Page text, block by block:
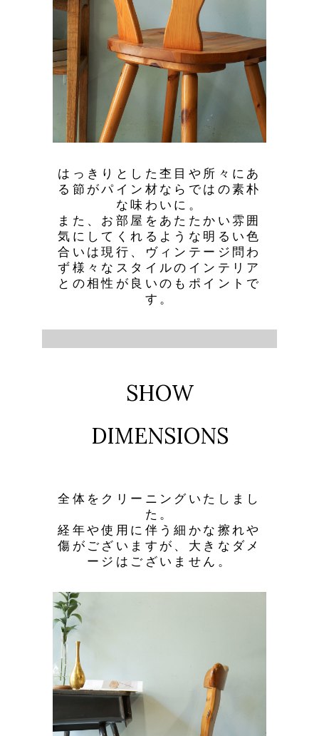
はっきりとした杢目や所々にあ
る節がパイン材ならではの素朴
な味わいに。
また、お部屋をあたたかい雰囲
気にしてくれるような明るい色
合いは現行、ヴィンテージ問わ
ず様々なスタイルのインテリア
との相性が良いのもポイントで
す。
SHOW
DIMENSIONS
全体をクリーニングいたしまし
た。
経年や使用に伴う細かな擦れや
傷がございますが、大きなダメ
ージはございません。